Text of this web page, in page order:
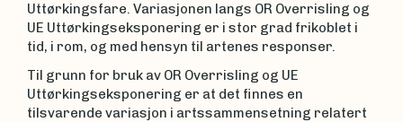
Uttørkingsfare. Variasjonen langs OR Overrisling og
UE Uttørkingseksponering er i stor grad frikoblet i
tid, i rom, og med hensyn til artenes responser.
Til grunn for bruk av OR Overrisling og UE
Uttørkingseksponering er at det finnes en
tilsvarende variasjon i artssammensetning relatert